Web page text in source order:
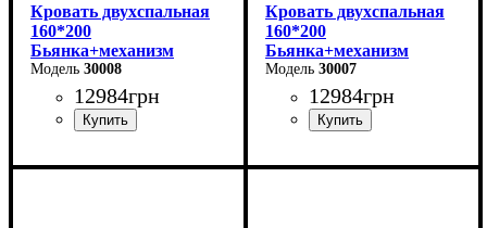
Кровать двухспальная
160*200
Бьянка+механизм
(светло-серая)
30008
12984грн
Ширина: 170 см
Кровать двухспальная
160*200
Бьянка+механизм
(бежевая)
30007
12984грн
Ширина: 170 см